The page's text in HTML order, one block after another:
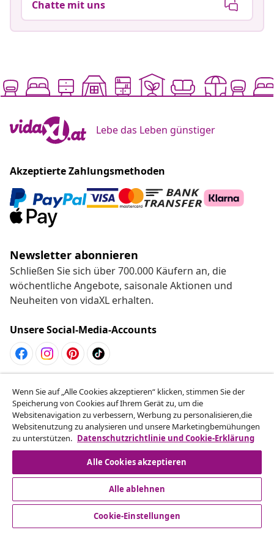
Chatte mit uns
Lebe das Leben günstiger
Akzeptierte Zahlungsmethoden
Newsletter abonnieren
Schließen Sie sich über 700.000 Käufern an, die
wöchentliche Angebote, saisonale Aktionen und
Neuheiten von vidaXL erhalten.
Unsere Social-Media-Accounts
Vom Vertrag zurücktreten
Reiche einen Widerrufsantrag für deine Bestellung
ein.
Vom Vertrag zurücktreten
Kundenservice
Wenn Sie auf „Alle Cookies akzeptieren“ klicken, stimmen Sie der
Speicherung von Cookies auf Ihrem Gerät zu, um die
Websitenavigation zu verbessern, Werbung zu personalisieren,die
Websitenutzung zu analysieren und unsere Marketingbemühungen
zu unterstützen. Datenschutzrichtlinie und Cookie-Erklärung
Alle Cookies akzeptieren
Alle ablehnen
Cookie-Einstellungen